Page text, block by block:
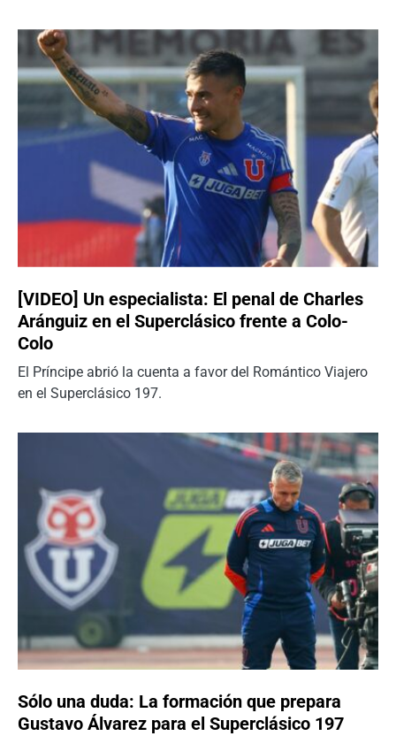
[VIDEO] Un especialista: El penal de Charles
Aránguiz en el Superclásico frente a Colo-
Colo
El Príncipe abrió la cuenta a favor del Romántico Viajero
en el Superclásico 197.
Sólo una duda: La formación que prepara
Gustavo Álvarez para el Superclásico 197